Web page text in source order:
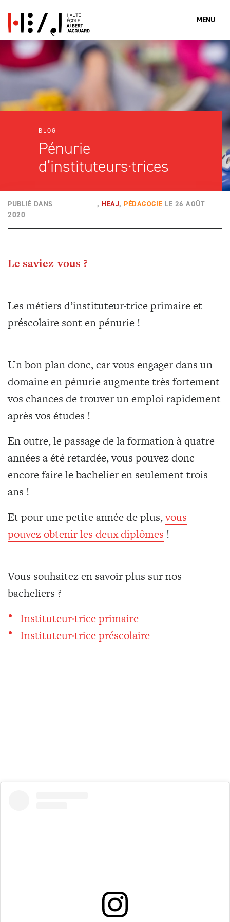
MENU
Que cherches-tu?
Rechercher
BLOG
Pénurie
d’instituteurs·trices
PUBLIÉ DANS , HEAJ, PÉDAGOGIE LE 26 AOÛT
2020
Le saviez-vous ?
Les métiers d’instituteur·trice primaire et
préscolaire sont en pénurie !
Un bon plan donc, car vous engager dans un
domaine en pénurie augmente très fortement
vos chances de trouver un emploi rapidement
après vos études !
En outre, le passage de la formation à quatre
années a été retardée, vous pouvez donc
encore faire le bachelier en seulement trois
ans !
Et pour une petite année de plus,vous
pouvez obtenir les deux diplômes !
Vous souhaitez en savoir plus sur nos
bacheliers ?
Instituteur·trice primaire
Instituteur·trice préscolaire